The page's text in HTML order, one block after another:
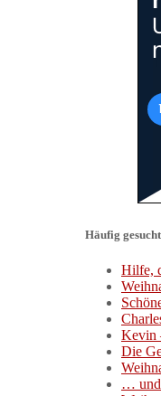
Häufig gesucht
Hilfe,
Kevin
Die
… und